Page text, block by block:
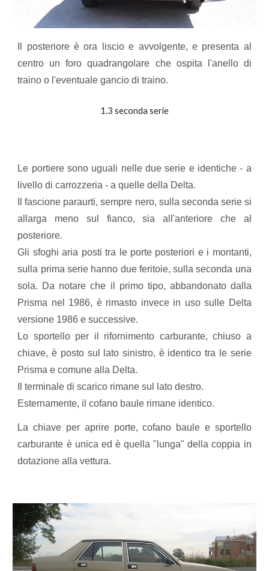
Il posteriore è ora liscio e avvolgente, e presenta al
centro un foro quadrangolare che ospita l'anello di
traino o l'eventuale gancio di traino.
1.3 seconda serie
Le portiere sono uguali nelle due serie e identiche - a
livello di carrozzeria - a quelle della Delta.
​​Il fascione paraurti, sempre nero, sulla seconda serie si
allarga meno sul fianco, sia all'anteriore che al
posteriore.
Gli sfoghi aria posti tra le porte posteriori e i montanti,
sulla prima serie hanno due feritoie, sulla seconda una
sola. Da notare che il primo tipo, abbandonato dalla
Prisma nel 1986, è rimasto invece in uso sulle Delta
versione 1986 e successive.
Lo sportello per il rifornimento carburante, chiuso a
chiave, è posto sul lato sinistro, è identico tra le serie
Prisma e comune alla Delta.
Il terminale di scarico rimane sul lato destro.
Esternamente, il cofano baule rimane identico.
La chiave per aprire porte, cofano baule e sportello
carburante è unica ed è quella "lunga" della coppia in
dotazione alla vettura.